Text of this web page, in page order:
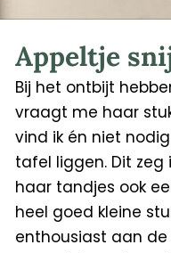
Appeltje
Bij het ontbijt
vraagt me haar
vind ik én niet
tafel liggen. Dit
haar tandjes ook
heel goed kleine
enthousiast aan